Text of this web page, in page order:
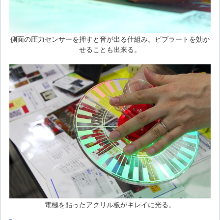
側面の圧力センサーを押すと音が出る仕組み。ビブラートを効か
せることも出来る。
電極を貼ったアクリル板がキレイに光る。